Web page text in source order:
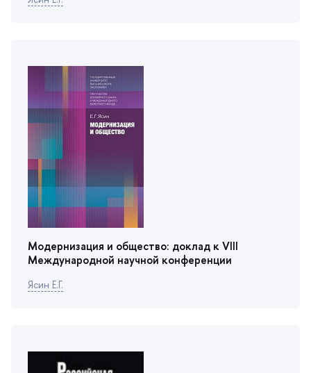
Модернизация и общество: доклад к VIII
Международной научной конференции
Ясин Е.Г.